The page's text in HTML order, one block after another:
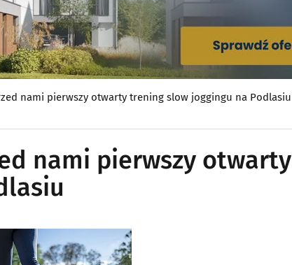
nami pierwszy otwarty trening slow joggingu na Podlasiu
nami pierwszy otwarty